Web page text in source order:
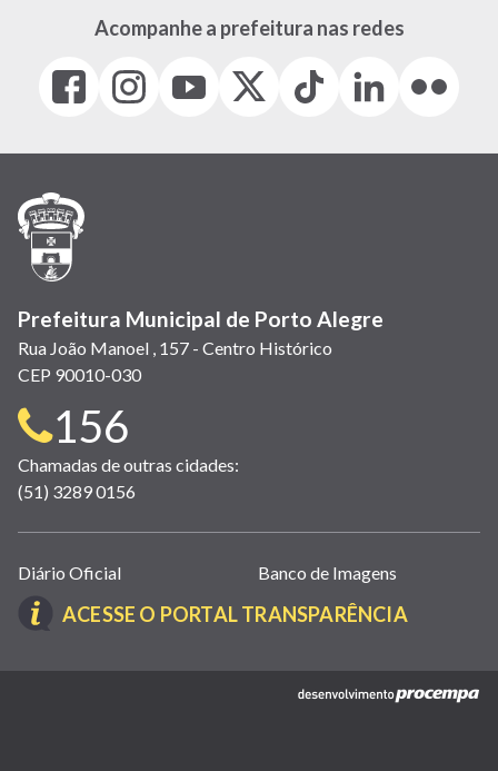
Acompanhe a prefeitura nas redes
Facebook
(link
em
janela)
Instagram
(link
em
(link
em
(Antigo
(link
Tiktok
(link
em
LinkedIn
(link
em
(link
em
Prefeitura Municipal de Porto Alegre
Rua João Manoel , 157 - Centro Histórico
CEP 90010-030
Telefone
para
contato:
156
Chamadas de outras cidades:
(51) 3289 0156
Links
úteis
(abrem
nova
Diário Oficial Banco de Imagens
ACESSE O PORTAL TRANSPARÊNCIA(LINK
EM
NOVA